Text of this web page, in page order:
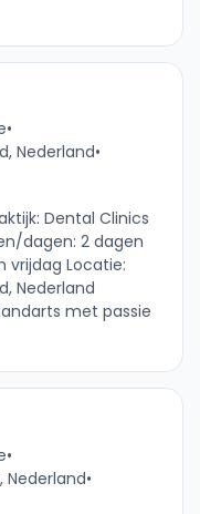
•
Nederland•
Dental Clinics
dagen: 2 dagen
vrijdag Locatie:
Nederland
met passie
•
Nederland•